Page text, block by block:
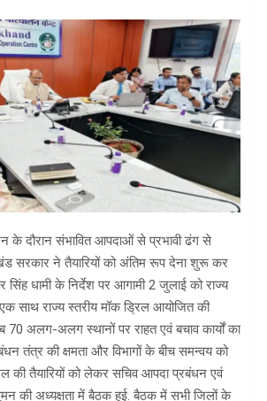
के दौरान संभावित आपदाओं से प्रभावी ढंग से
सरकार ने तैयारियों को अंतिम रूप देना शुरू कर
सिंह धामी के निर्देश पर आगामी 2 जुलाई को राज्य
साथ राज्य स्तरीय मॉक ड्रिल आयोजित की
70 अलग-अलग स्थानों पर राहत एवं बचाव कार्यों का
तंत्र की क्षमता और विभागों के बीच समन्वय को
की तैयारियों को लेकर सचिव आपदा प्रबंधन एवं
की अध्यक्षता में बैठक हुई. बैठक में सभी जिलों के